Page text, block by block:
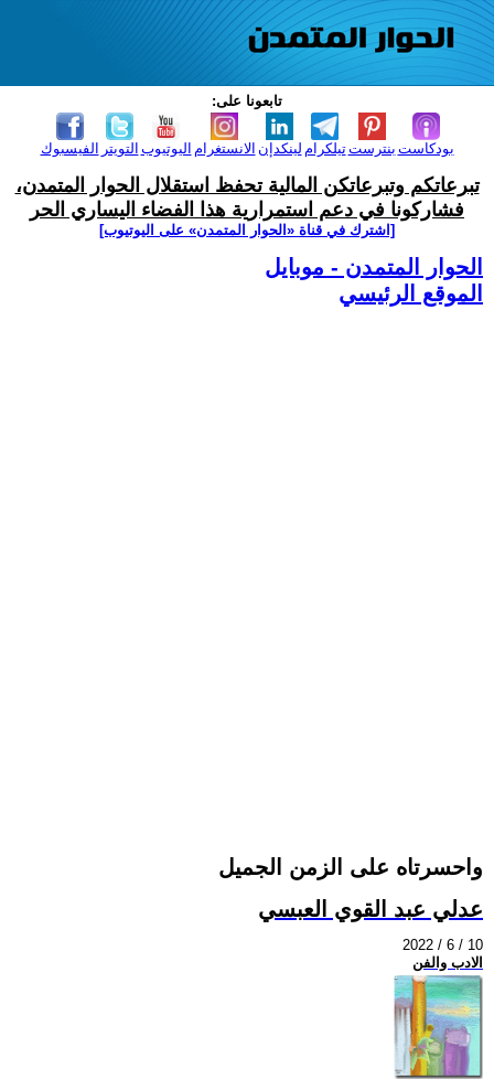
تابعونا على:
الفيسبوك التويتر اليوتيوب الانستغرام لينكدإن تيلكرامبنترست بودكاست
تبرعاتكم وتبرعاتكن المالية تحفظ استقلال الحوار المتمدن،
فشاركونا في دعم استمرارية هذا الفضاء اليساري الحر
[اشترك في قناة ‫«الحوار المتمدن» على اليوتيوب]
الحوار المتمدن - موبايل
الموقع الرئيسي
واحسرتاه على الزمن الجميل
عدلي عبد القوي العبسي
2022 / 6 / 10
الادب والفن